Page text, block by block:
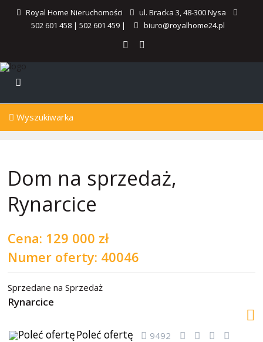
Royal Home Nieruchomości
ul. Bracka 3, 48-300 Nysa
502 601 458| 502 601 459| biuro@royalhome24.pl
Wyszukiwarka
Dom na sprzedaż,
Rynarcice
Cena: 129 000 zł
Numer oferty: 40046
Sprzedane na Sprzedaż
Rynarcice
Poleć ofertę 9492